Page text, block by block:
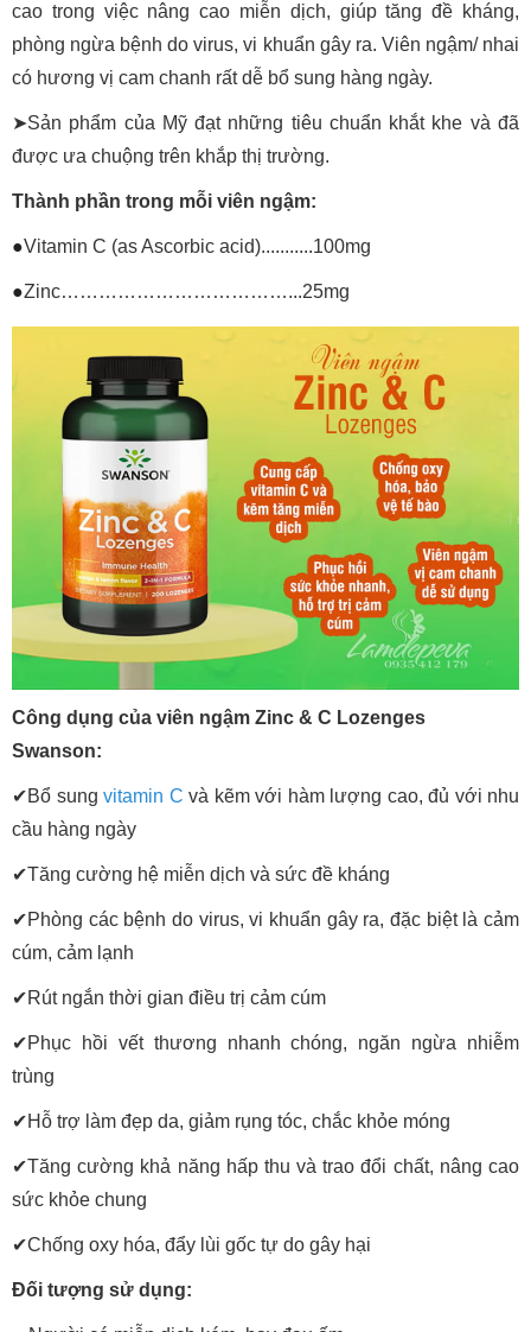
cao trong việc nâng cao miễn dịch, giúp tăng đề kháng,
phòng ngừa bệnh do virus, vi khuẩn gây ra. Viên ngậm/ nhai
có hương vị cam chanh rất dễ bổ sung hàng ngày.
➤Sản phẩm của Mỹ đạt những tiêu chuẩn khắt khe và đã
được ưa chuộng trên khắp thị trường.
Thành phần trong mỗi viên ngậm:
●Vitamin C (as Ascorbic acid)...........100mg
●Zinc………………………………...25mg
Công dụng của viên ngậm Zinc & C Lozenges
Swanson:
✔Bổ sung vitamin C và kẽm với hàm lượng cao, đủ với nhu
cầu hàng ngày
✔Tăng cường hệ miễn dịch và sức đề kháng
✔Phòng các bệnh do virus, vi khuẩn gây ra, đặc biệt là cảm
cúm, cảm lạnh
✔Rút ngắn thời gian điều trị cảm cúm
✔Phục hồi vết thương nhanh chóng, ngăn ngừa nhiễm
trùng
✔Hỗ trợ làm đẹp da, giảm rụng tóc, chắc khỏe móng
✔Tăng cường khả năng hấp thu và trao đổi chất, nâng cao
sức khỏe chung
✔Chống oxy hóa, đẩy lùi gốc tự do gây hại
Đối tượng sử dụng: